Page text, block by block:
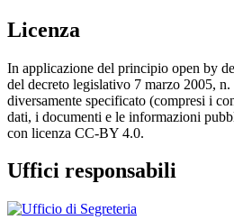
Licenza
In applicazione del principio open by
del decreto legislativo 7 marzo 2005,
diversamente specificato (compresi i
dati, i documenti e le informazioni
con licenza CC-BY 4.0.
Uffici responsabili